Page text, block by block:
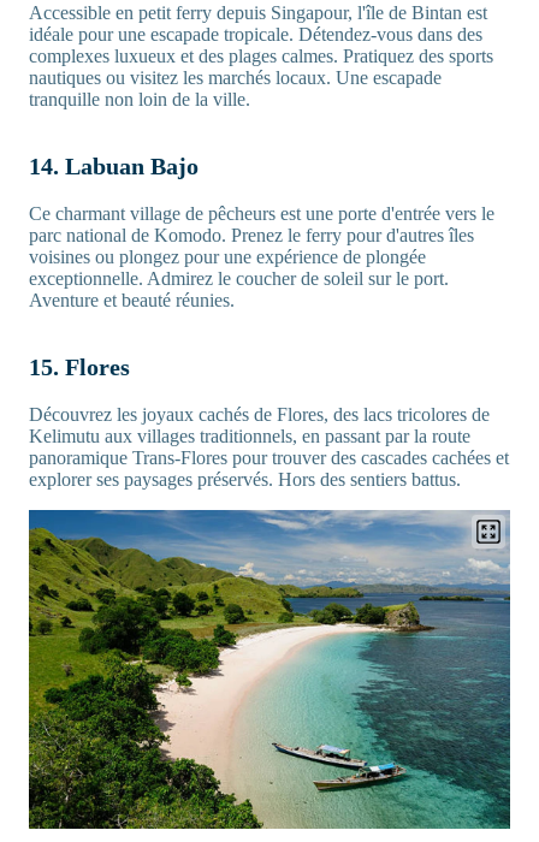
Accessible en petit ferry depuis Singapour, l'île de Bintan est
idéale pour une escapade tropicale. Détendez-vous dans des
complexes luxueux et des plages calmes. Pratiquez des sports
nautiques ou visitez les marchés locaux. Une escapade
tranquille non loin de la ville.
14. Labuan Bajo
Ce charmant village de pêcheurs est une porte d'entrée vers le
parc national de Komodo. Prenez le ferry pour d'autres îles
voisines ou plongez pour une expérience de plongée
exceptionnelle. Admirez le coucher de soleil sur le port.
Aventure et beauté réunies.
15. Flores
Découvrez les joyaux cachés de Flores, des lacs tricolores de
Kelimutu aux villages traditionnels, en passant par la route
panoramique Trans-Flores pour trouver des cascades cachées et
explorer ses paysages préservés. Hors des sentiers battus.